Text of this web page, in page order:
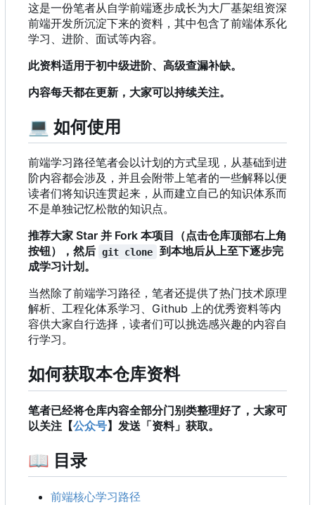
这是一份笔者从自学前端逐步成长为大厂基架组资深
前端开发所沉淀下来的资料，其中包含了前端体系化
学习、进阶、面试等内容。
此资料适用于初中级进阶、高级查漏补缺。
内容每天都在更新，大家可以持续关注。
💻 如何使用
前端学习路径笔者会以计划的方式呈现，从基础到进
阶内容都会涉及，并且会附带上笔者的一些解释以便
读者们将知识连贯起来，从而建立自己的知识体系而
不是单独记忆松散的知识点。
推荐大家 Star 并 Fork 本项目（点击仓库顶部右上角
按钮），然后 git clone
到本地后从上至下逐步完
成学习计划。
当然除了前端学习路径 ， 笔者还提供了热门技术原理
解析、工程化体系学习、Github 上的优秀资料等内
容供大家自行选择，读者们可以挑选感兴趣的内容自
行学习。
如何获取本仓库资料
笔者已经将仓库内容全部分门别类整理好了，大家可
以关注【公众号】发送「资料」获取。
📖 目录
前端核心学习路径